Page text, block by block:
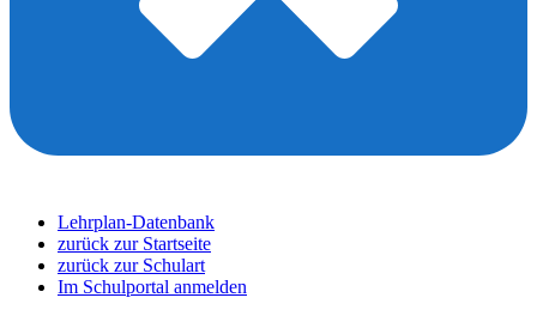
Lehrplan-Datenbank
zurück zur Startseite
zurück zur Schulart
Im Schulportal anmelden